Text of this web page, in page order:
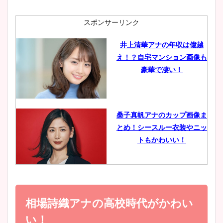
肉も凄い！
鈴木唯の太ってた時の体重が
ヤバすぎww原因や痩せたダ
豊島実季アナのカップ画像ま
とめ！美脚や水着姿に年齢も
宇賀神メグアナのニット画像
スポンサーリンク
井上清華アナの年収は億越
え！？自宅マンション画像も
豪華で凄い！
桑子真帆アナのカップ画像ま
とめ！シースルー衣装やニッ
トもかわいい！
小室瑛莉子のカップ画像まと
め！足が美脚でニット衣装も
かわいい！
相場詩織アナの高校時代がかわい
い！